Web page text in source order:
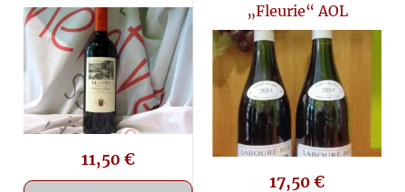
11,50€
„Fleurie“ AOL
17,50€